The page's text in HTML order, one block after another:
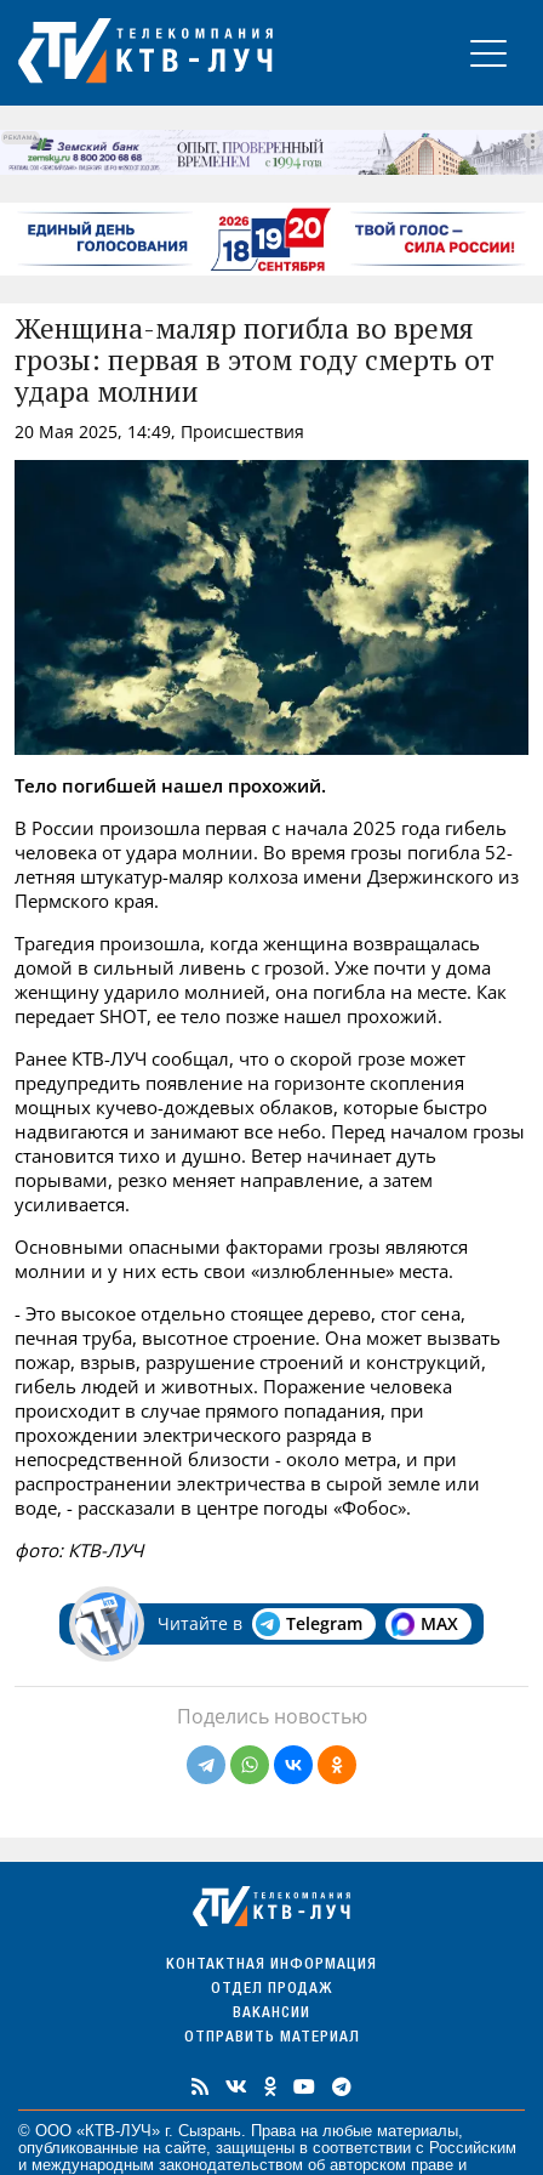
РЕКЛАМА
Женщина-маляр погибла во время
грозы: первая в этом году смерть от
удара молнии
20 Мая 2025, 14:49, Происшествия
Тело погибшей нашел прохожий.
В России произошла первая с начала 2025 года гибель
человека от удара молнии. Во время грозы погибла 52-
летняя штукатур-маляр колхоза имени Дзержинского из
Пермского края.
Трагедия произошла, когда женщина возвращалась
домой в сильный ливень с грозой. Уже почти у дома
женщину ударило молнией, она погибла на месте. Как
передает SHOT, ее тело позже нашел прохожий.
Ранее КТВ-ЛУЧ сообщал, что о скорой грозе может
предупредить появление на горизонте скопления
мощных кучево-дождевых облаков, которые быстро
надвигаются и занимают все небо. Перед началом грозы
становится тихо и душно. Ветер начинает дуть
порывами, резко меняет направление, а затем
усиливается.
Основными опасными факторами грозы являются
молнии и у них есть свои «излюбленные» места.
- Это высокое отдельно стоящее дерево, стог сена,
печная труба, высотное строение. Она может вызвать
пожар, взрыв, разрушение строений и конструкций,
гибель людей и животных. Поражение человека
происходит в случае прямого попадания, при
прохождении электрического разряда в
непосредственной близости - около метра, и при
распространении электричества в сырой земле или
воде, - рассказали в центре погоды «Фобос».
фото: КТВ-ЛУЧ
Читайте в Telegram MAX
Поделись новостью
КОНТАКТНАЯ ИНФОРМАЦИЯ
ОТДЕЛ ПРОДАЖ
ВАКАНСИИ
ОТПРАВИТЬ МАТЕРИАЛ
© ООО «КТВ-ЛУЧ» г. Сызрань. Права на любые материалы,
опубликованные на сайте, защищены в соответствии с Российским
и международным законодательством об авторском праве и